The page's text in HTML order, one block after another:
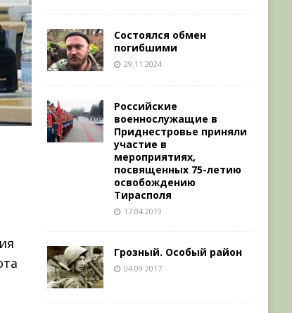
Состоялся обмен
погибшими
29.11.2024
Российские
военнослужащие в
Приднестровье приняли
участие в
мероприятиях,
посвященных 75-летию
освобождению
Тирасполя
17.04.2019
Грозный. Особый район
04.09.2017